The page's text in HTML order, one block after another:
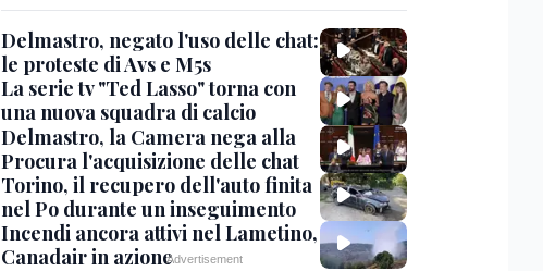
Delmastro, negato l'uso delle chat:
le proteste di Avs e M5s
La serie tv "Ted Lasso" torna con
una nuova squadra di calcio
Delmastro, la Camera nega alla
Procura l'acquisizione delle chat
Torino, il recupero dell'auto finita
nel Po durante un inseguimento
Incendi ancora attivi nel Lametino,
Canadair in azione